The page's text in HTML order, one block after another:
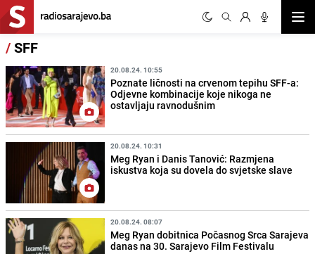
/SFF
20.08.24. 10:55
Poznate ličnosti na crvenom tepihu SFF-a:
Odjevne kombinacije koje nikoga ne
ostavljaju ravnodušnim
20.08.24. 10:31
Meg Ryan i Danis Tanović: Razmjena
iskustva koja su dovela do svjetske slave
20.08.24. 08:07
Meg Ryan dobitnica Počasnog Srca Sarajeva
danas na 30. Sarajevo Film Festivalu